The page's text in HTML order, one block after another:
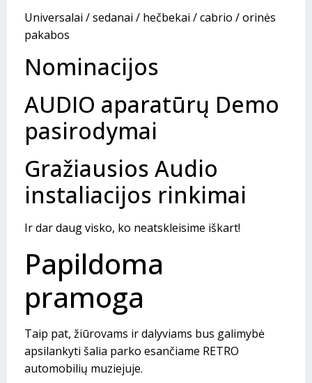
Universalai / sedanai / hečbekai / cabrio / orinės
pakabos
Nominacijos
AUDIO aparatūrų Demo
pasirodymai
Gražiausios Audio
instaliacijos rinkimai
Ir dar daug visko, ko neatskleisime iškart!
Papildoma
pramoga
Taip pat, žiūrovams ir dalyviams bus galimybė
apsilankyti šalia parko esančiame RETRO
automobilių muziejuje.